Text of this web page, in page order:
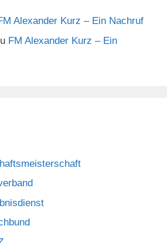
Alexander Kurz – Ein Nachruf
FM Alexander Kurz – Ein